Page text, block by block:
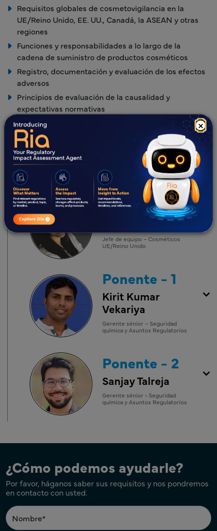
×
Requisitos globales de cosmetovigilancia en la
UE/Reino Unido, EE. UU., Canadá, la ASEAN y otras
regiones
Funciones y responsabilidades a lo largo de la
cadena de suministro de productos cosméticos
Registro, documentación y evaluación de los efectos
adversos
Principios de evaluación de la causalidad y
expectativas normativas
Medidas correctivas y preventivas (CAPA)
Requisitos de mantenimiento de registros y
preparación para las inspecciones
Deficiencias habituales en materia de cumplimiento
y buenas prácticas
Anfitrión
Dorota Hinca
Jefe de equipo – Cosméticos
UE/Reino Unido
Ponente - 1
Kirit Kumar
Vekariya
Gerente sénior – Seguridad
química y Asuntos Regulatorios
Ponente - 2
Sanjay Talreja
Gerente sénior - Seguridad
química y Asuntos Regulatorios
¿Cómo podemos ayudarle?
Por favor, háganos saber sus requisitos y nos pondremos
en contacto con usted.